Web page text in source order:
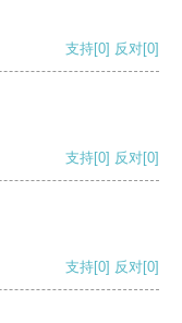
支持[0] 反对[0]
支持[0] 反对[0]
支持[0] 反对[0]